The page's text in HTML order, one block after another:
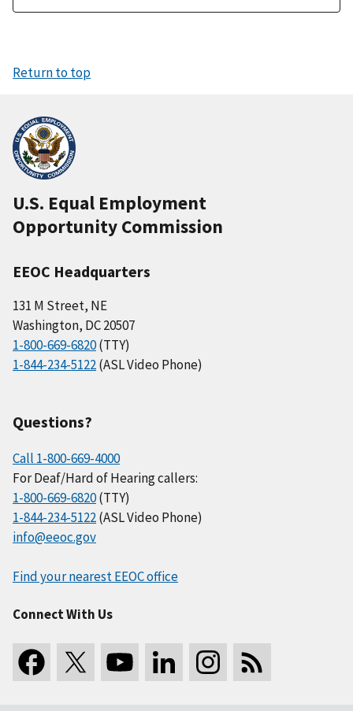
Return to top
U.S. Equal Employment
Opportunity Commission
EEOC Headquarters
131 M Street, NE
Washington, DC 20507
1-800-669-6820(TTY)
1-844-234-5122(ASL Video Phone)
Questions?
Call 1-800-669-4000
For Deaf/Hard of Hearing callers:
1-800-669-6820(TTY)
1-844-234-5122(ASL Video Phone)
info@eeoc.gov
Find your nearest EEOC office
Connect With Us